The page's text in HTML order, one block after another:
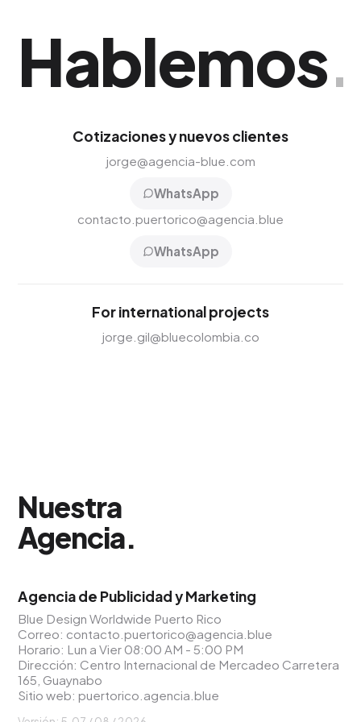
Hablemos.
Cotizaciones y nuevos clientes
jorge@agencia-blue.com
WhatsApp
contacto.puertorico@agencia.blue
WhatsApp
For international projects
jorge.gil@bluecolombia.co
Nuestra
Agencia.
Agencia de Publicidad y Marketing
Blue Design Worldwide Puerto Rico
Correo: contacto.puertorico@agencia.blue
Horario: Lun a Vier 08:00 AM - 5:00 PM
Dirección: Centro Internacional de Mercadeo Carretera
165, Guaynabo
Sitio web:puertorico.agencia.blue